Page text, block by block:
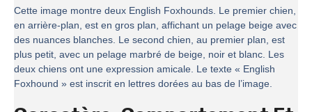
Cette image montre deux English Foxhounds. Le premier chien,
en arrière-plan, est en gros plan, affichant un pelage beige avec
des nuances blanches. Le second chien, au premier plan, est
plus petit, avec un pelage marbré de beige, noir et blanc. Les
deux chiens ont une expression amicale. Le texte « English
Foxhound » est inscrit en lettres dorées au bas de l’image.